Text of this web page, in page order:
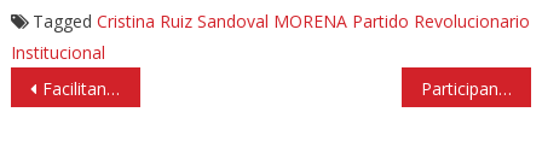
Tagged Cristina Ruiz Sandoval MORENA Partido Revolucionario
Institucional
Navegación
de
Facilitan pago de deuda por consumo de agua en Tlalnepantla Participan 1,500 en Mundialito Huixquilucan de activación física y sana convivencia